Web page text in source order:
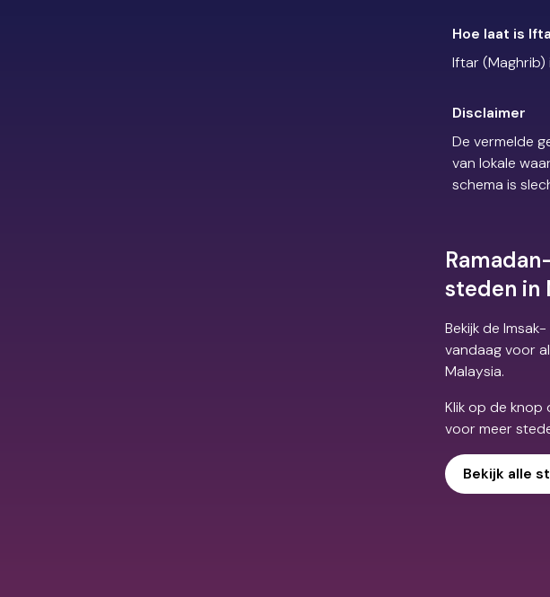
Hoe laat is
Iftar (Maghrib)
Disclaimer
De vermelde
van lokale
schema is
steden in
Bekijk de
vandaag voor
Malaysia.
Klik op de knop
voor meer
Bekijk alle